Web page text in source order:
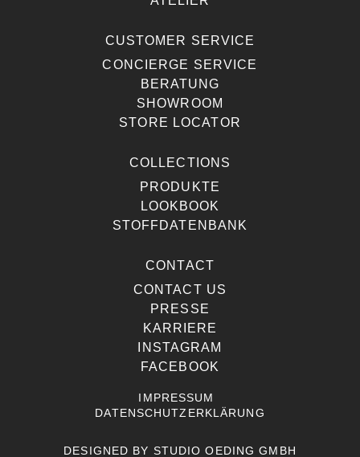
CUSTOMER SERVICE
CONCIERGE SERVICE
BERATUNG
SHOWROOM
STORE LOCATOR
COLLECTIONS
PRODUKTE
LOOKBOOK
STOFFDATENBANK
CONTACT
CONTACT US
PRESSE
KARRIERE
INSTAGRAM
FACEBOOK
IMPRESSUM
DATENSCHUTZERKLÄRUNG
DESIGNED BY STUDIO OEDING GMBH